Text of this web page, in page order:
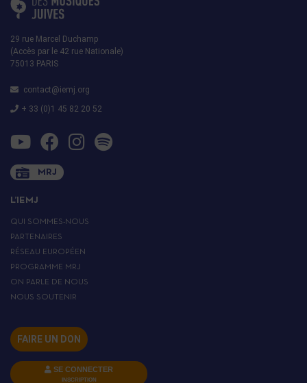
29 rue Marcel Duchamp
(Accès par le 42 rue Nationale)
75013 PARIS
contact@iemj.org
+ 33 (0)1 45 82 20 52
MRJ
L’IEMJ
QUI SOMMES-NOUS
PARTENAIRES
RÉSEAU EUROPÉEN
PROGRAMME MRJ
ON PARLE DE NOUS
NOUS SOUTENIR
FAIRE UN DON
SE CONNECTER
INSCRIPTION